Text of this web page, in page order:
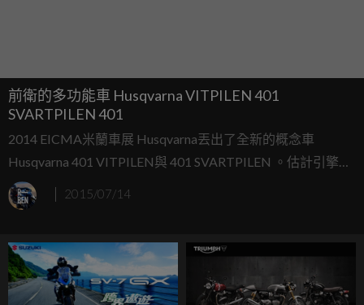
前衛的多功能車 Husqvarna VITPILEN 401
SVARTPILEN 401
2014 EICMA米蘭車展 Husqvarna丟出了全新的概念車
Husqvarna 401 VITPILEN與 401 SVARTPILEN 。估計引擎為
單缸373cc與ktm390系列相同 43匹馬力193公斤，而依照
Husqvarna 701概念車到量產花了一年時間來推算，
出。
2015/07/14